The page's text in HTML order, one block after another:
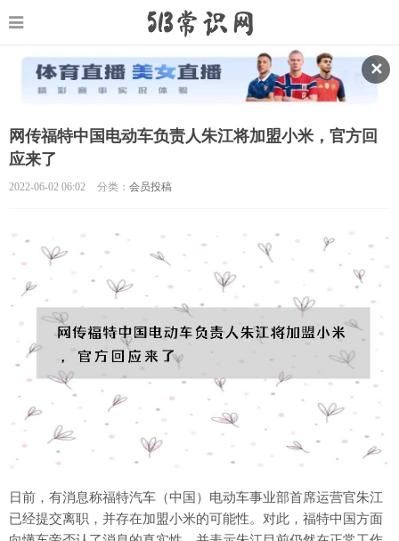
✕
网传福特中国电动车负责人朱江将加盟小米，官方回
应来了
2022-06-02 06:02 分类： 会员投稿
日前，有消息称福特汽车（中国）电动车事业部首席运营官朱江
已经提交离职，并存在加盟小米的可能性。对此，福特中国方面